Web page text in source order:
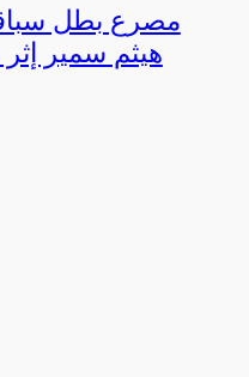
مصرع بطل
هيثم سمير